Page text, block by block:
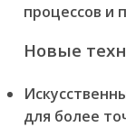
процессов и
Новые
для более